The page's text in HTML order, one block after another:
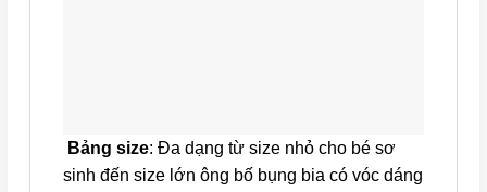
Bảng size: Đa dạng từ size nhỏ cho bé sơ
sinh đến size lớn ông bố bụng bia có vóc dáng